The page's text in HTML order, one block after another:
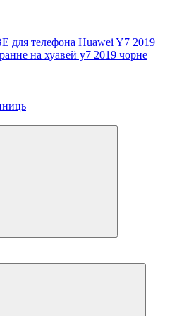
для телефона Huawei Y7 2019
на хуавей у7 2019 чорне